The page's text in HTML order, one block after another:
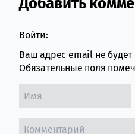
Войти:
Ваш адрес email не будет
Обязательные поля